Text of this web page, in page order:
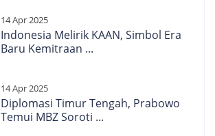
14 Apr 2025
Indonesia Melirik KAAN, Simbol Era
Baru Kemitraan ...
14 Apr 2025
Diplomasi Timur Tengah, Prabowo
Temui MBZ Soroti ...